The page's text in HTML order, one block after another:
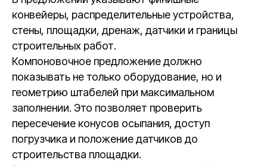
конвейеры, распределительные устройства,
стены, площадки, дренаж, датчики и границы
строительных работ.
Компоновочное предложение должно
показывать не только оборудование, но и
геометрию штабелей при максимальном
заполнении. Это позволяет проверить
пересечение конусов осыпания, доступ
погрузчика и положение датчиков до
строительства площадки.